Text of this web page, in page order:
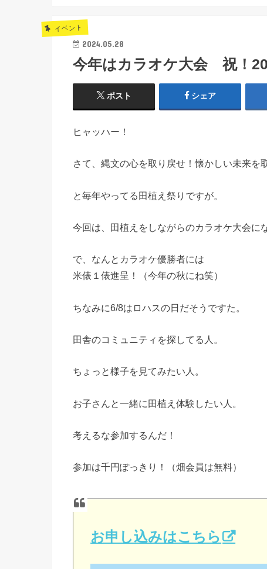
イベント
2024.05.28
今年はカラオケ大会 祝！
ポスト シェア
ヒャッハー！
さて、縄文の心を取り戻せ！懐かしい未来を
と毎年やってる田植え祭りですが。
今回は、田植えをしながらのカラオケ大会に
で、なんとカラオケ優勝者には
米俵１俵進呈！（今年の秋にね笑）
ちなみに6/8はロハスの日だそうですた。
田舎のコミュニティを探してる人。
ちょっと様子を見てみたい人。
お子さんと一緒に田植え体験したい人。
考えるな参加するんだ！
参加は千円ぽっきり！（畑会員は無料）
お申し込みはこちら